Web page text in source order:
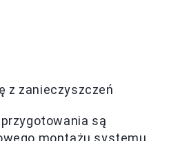
z zanieczyszczeń
są
montażu systemu